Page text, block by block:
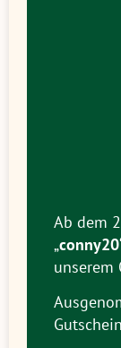
Ab dem
„conny20
unserem